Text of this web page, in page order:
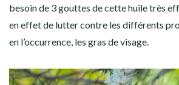
besoin de 3 gouttes de cette huile très
en effet de lutter contre les différents
en l’occurrence, les gras de visage.